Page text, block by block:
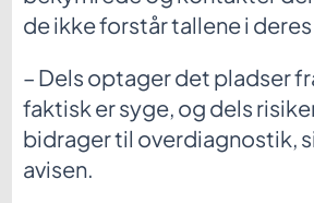
de ikke forstår tallene i
– Dels optager det pladser
faktisk er syge, og dels
bidrager til overdiagnostik,
avisen.